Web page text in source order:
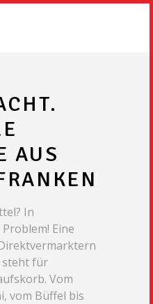
AUS
In
Eine
steht für
Vom
vom Büffel bis